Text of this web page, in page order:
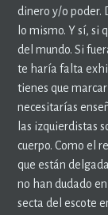
dinero y/o poder.
lo mismo. Y sí, si
del mundo. Si
te haría falta
tienes que
necesitarías
las izquierdistas
cuerpo. Como el
que están
no han dudado
secta del escote